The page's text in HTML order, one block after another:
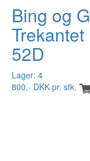
Bing og
52D
Lager: 4
800,- DKK pr. stk.